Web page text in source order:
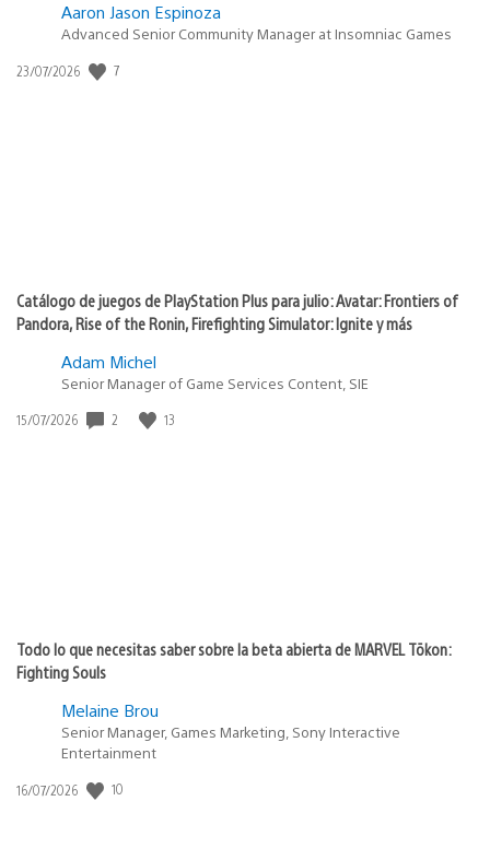
Aaron Jason Espinoza
Advanced Senior Community Manager at Insomniac Games
Fecha
23/07/2026 7
Catálogo de juegos de PlayStation Plus para julio: Avatar: Frontiers of
Pandora, Rise of the Ronin, Firefighting Simulator: Ignite y más
Adam Michel
Senior Manager of Game Services Content, SIE
Fecha
15/07/2026 2 13
Todo lo que necesitas saber sobre la beta abierta de MARVEL Tōkon:
Fighting Souls
Melaine Brou
Senior Manager, Games Marketing, Sony Interactive
Entertainment
Fecha
16/07/2026 10